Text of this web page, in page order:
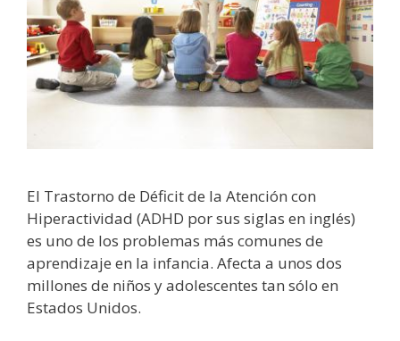
El Trastorno de Déficit de la Atención con
Hiperactividad (ADHD por sus siglas en inglés)
es uno de los problemas más comunes de
aprendizaje en la infancia. Afecta a unos dos
millones de niños y adolescentes tan sólo en
Estados Unidos.